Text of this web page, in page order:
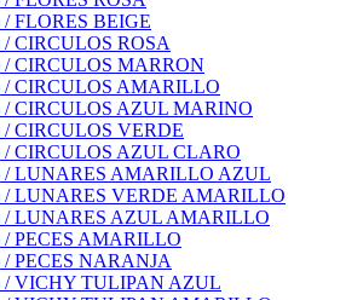
/ FLORES BEIGE
/ CIRCULOS ROSA
/ CIRCULOS MARRON
/ CIRCULOS AMARILLO
/ CIRCULOS AZUL MARINO
/ CIRCULOS VERDE
/ CIRCULOS AZUL CLARO
/ LUNARES AMARILLO AZUL
/ LUNARES VERDE AMARILLO
/ LUNARES AZUL AMARILLO
/ PECES AMARILLO
/ PECES NARANJA
/ VICHY TULIPAN AZUL